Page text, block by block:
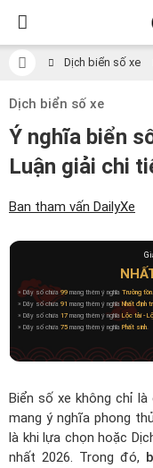
Dịch biển số xe
Dịch biển số xe
Ý nghĩa biển
Luận giải chi
Ban tham vấn DailyXe
» Dãy số chứa99 mang thêm ý nghĩa Trường tồn.
» Dãy số chứa 91 mang thêm ý nghĩaNhất định
» Dãy số chứa 17 mang thêm ý nghĩaLộc tài -
» Dãy số chứa 75 mang thêm ý nghĩa Phất sinh.
Biển số xe không chỉ
mang ý nghĩa phong
là khi lựa chọn hoặc
nhất 2026. Trong đó,